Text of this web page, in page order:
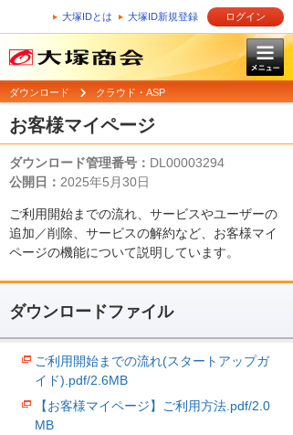
大塚IDとは 大塚ID新規登録 ログイン
ダウンロード クラウド・ASP
お客様マイページ
ダウンロード管理番号： DL00003294
公開日： 2025年5月30日
ご利用開始までの流れ、サービスやユーザーの
追加／削除、サービスの解約など、お客様マイ
ページの機能について説明しています。
ダウンロードファイル
ご利用開始までの流れ(スタートアップガ
イド).pdf/2.6MB
【お客様マイページ】ご利用方法.pdf/2.0
MB